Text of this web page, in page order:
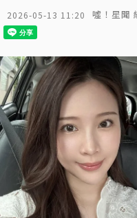
2026-05-13 11:20 噓！星聞